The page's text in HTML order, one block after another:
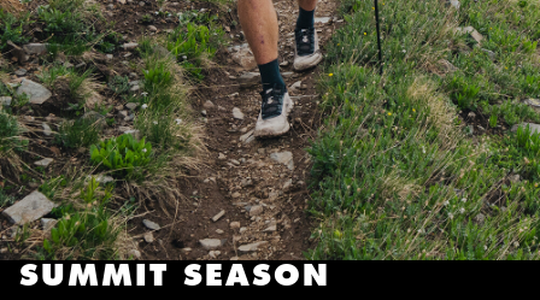
SUMMIT SEASON